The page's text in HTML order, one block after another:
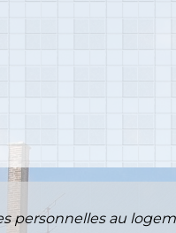
personnelles au